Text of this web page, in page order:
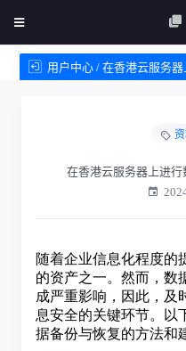
用户中心 / 在香港云服务
在香港云服务器上进